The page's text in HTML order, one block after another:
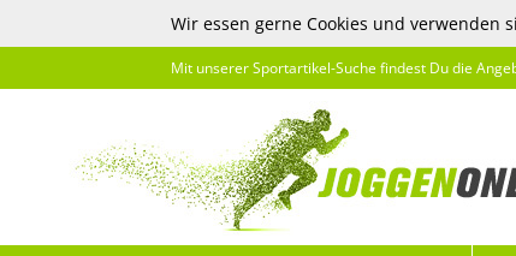
Wir essen gerne Cookies und verwenden
Mit unserer Sportartikel-Suche findest Du die